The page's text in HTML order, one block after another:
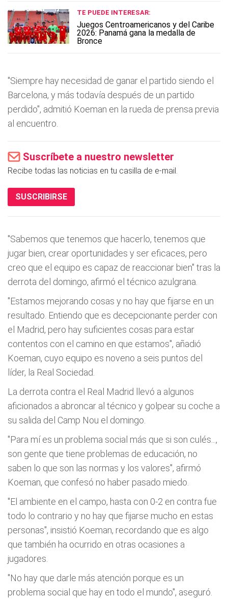
TE PUEDE INTERESAR:
Juegos Centroamericanos y del Caribe
2026: Panamá gana la medalla de
Bronce
"Siempre hay necesidad de ganar el partido siendo el
Barcelona, y más todavía después de un partido
perdido", admitió Koeman en la rueda de prensa previa
al encuentro.
Suscríbete a nuestro newsletter
Recibe todas las noticias en tu casilla de e-mail.
SUSCRIBIRSE
"Sabemos que tenemos que hacerlo, tenemos que
jugar bien, crear oportunidades y ser eficaces, pero
creo que el equipo es capaz de reaccionar bien" tras la
derrota del domingo, afirmó el técnico azulgrana.
"Estamos mejorando cosas y no hay que fijarse en un
resultado. Entiendo que es decepcionante perder con
el Madrid, pero hay suficientes cosas para estar
contentos con el camino en que estamos", añadió
Koeman, cuyo equipo es noveno a seis puntos del
líder, la Real Sociedad.
La derrota contra el Real Madrid llevó a algunos
aficionados a abroncar al técnico y golpear su coche a
su salida del Camp Nou el domingo.
"Para mí es un problema social más que si son culés...,
son gente que tiene problemas de educación, no
saben lo que son las normas y los valores", afirmó
Koeman, que confesó no haber pasado miedo.
"El ambiente en el campo, hasta con 0-2 en contra fue
todo lo contrario y no hay que fijarse mucho en estas
personas", insistió Koeman, recordando que es algo
que también ha ocurrido en otras ocasiones a
jugadores.
"No hay que darle más atención porque es un
problema social que hay en todo el mundo", aseguró.